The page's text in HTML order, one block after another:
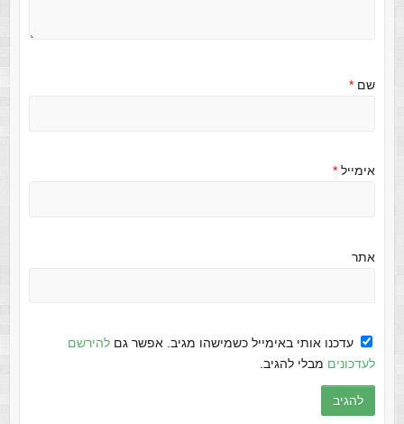
שם *
אימייל *
אתר
עדכנו אותי באימייל כשמישהו מגיב. אפשר גם להירשם
לעדכונים מבלי להגיב.